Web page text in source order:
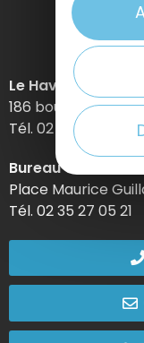
Le Havre Etretat
186 boulevard
Tél. 02 32 74 04 04
Bureau
Place Maurice
Tél. 02 35 27 05 21